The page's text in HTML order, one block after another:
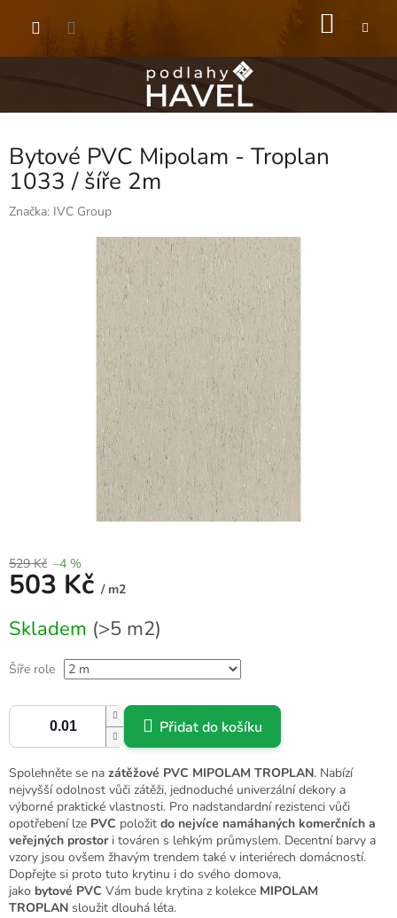
Bytové PVC Mipolam - Troplan
1033 / šíře 2m
Značka: IVC Group
529 Kč –4 %
503 Kč / m2
cena:
Skladem (>5 m2)
Šíře role
Přidat do košíku
Spolehněte se na zátěžové PVC MIPOLAM TROPLAN. Nabízí
nejvyšší odolnost vůči zátěži, jednoduché univerzální dekory a
výborné praktické vlastnosti. Pro nadstandardní rezistenci vůči
opotřebení lze PVC položit do nejvíce namáhaných komerčních a
veřejných prostor i továren s lehkým průmyslem. Decentní barvy a
vzory jsou ovšem žhavým trendem také v interiérech domácností.
Dopřejte si proto tuto krytinu i do svého domova,
jako bytové PVC Vám bude krytina z kolekce MIPOLAM
TROPLAN sloužit dlouhá léta.